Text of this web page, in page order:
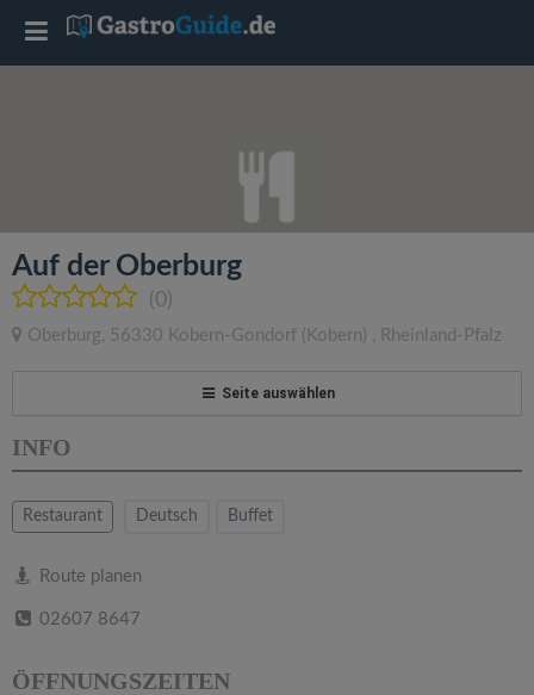
Auf der Oberburg
(0)
Oberburg, 56330 Kobern-Gondorf (Kobern) , Rheinland-Pfalz
Seite auswählen
INFO
Restaurant Deutsch Buffet
Route planen
02607 8647
ÖFFNUNGSZEITEN
T
l
e
a
v